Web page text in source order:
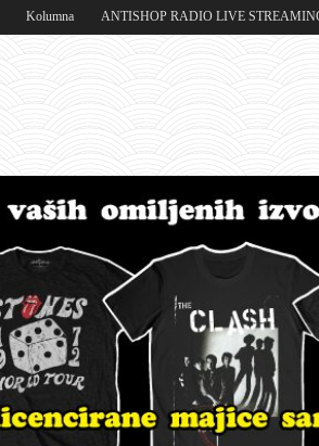
Kolumna ANTISHOP RADIO LIVE